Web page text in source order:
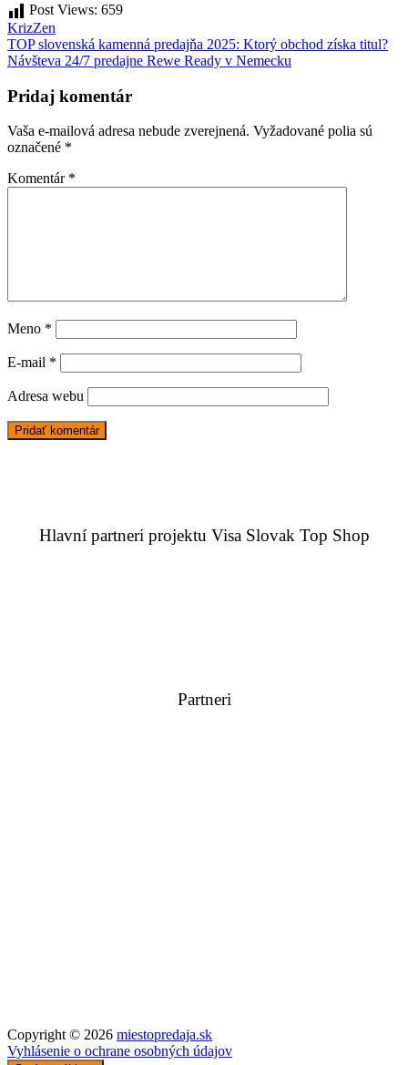
Post Views: 659
KrizZen
Navigácia
v
článku
TOP slovenská kamenná predajňa 2025: Ktorý obchod získa titul?
Návšteva 24/7 predajne Rewe Ready v Nemecku
Pridaj komentár
Vaša e-mailová adresa nebude zverejnená. Vyžadované polia sú
označené *
Komentár *
Meno *
E-mail *
Adresa webu
Hlavní partneri projektu Visa Slovak Top Shop
Partneri
Copyright © 2026 miestopredaja.sk
Vyhlásenie o ochrane osobných údajov